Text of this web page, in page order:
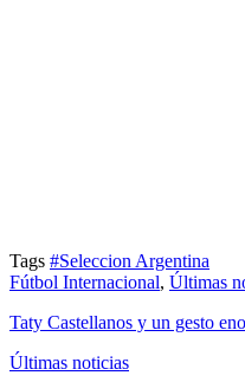
Tags #Seleccion Argentina
Fútbol Internacional, Últimas
Taty Castellanos y un gesto
Últimas noticias